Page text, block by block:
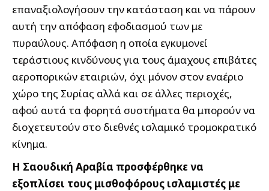
επαναξιολογήσουν την κατάσταση και να πάρουν
αυτή την απόφαση εφοδιασμού των με
πυραύλους. Απόφαση η οποία εγκυμονεί
τεράστιους κινδύνους για τους άμαχους επιβάτες
αεροπορικών εταιριών, όχι μόνον στον εναέριο
χώρο της Συρίας αλλά και σε άλλες περιοχές,
αφού αυτά τα φορητά συστήματα θα μπορούν να
διοχετευτούν στο διεθνές ισλαμικό τρομοκρατικό
κίνημα.
Η Σαουδική Αραβία προσφέρθηκε να
εξοπλίσει τους μισθοφόρους ισλαμιστές με